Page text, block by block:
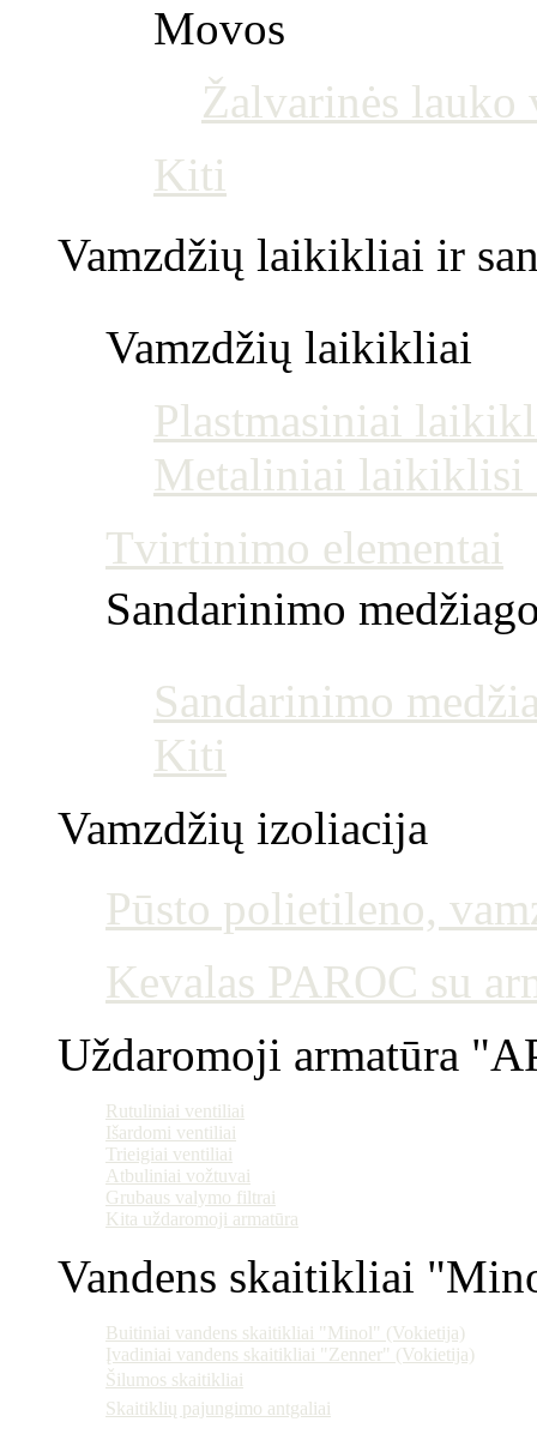
Movos
Žalvarinės lauko
Kiti
Vamzdžių laikikliai ir
Vamzdžių laikikliai
Plastmasiniai
Metaliniai laikiklisi
Tvirtinimo elementai
Sandarinimo
Sandarinimo
Kiti
Vamzdžių izoliacija
Pūsto polietileno,
Kevalas PAROC su
Uždaromoji armatūra
Rutuliniai ventiliai
Išardomi ventiliai
Trieigiai ventiliai
Atbuliniai vožtuvai
Grubaus valymo filtrai
Kita uždaromoji armatūra
Vandens skaitikliai
Buitiniai vandens skaitikliai "Minol" (Vokietija)
Įvadiniai vandens skaitikliai "Zenner" (Vokietija)
Šilumos skaitikliai
Skaitiklių pajungimo antgaliai